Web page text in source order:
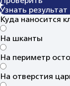
Узнать результат
Куда наносится
На шканты
На периметр
На отверстия